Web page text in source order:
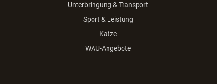
Unterbringung & Transport
Sport & Leistung
Katze
WAU-Angebote